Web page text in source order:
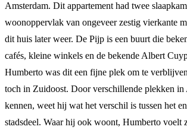
Amsterdam. Dit appartement had twee
woonoppervlak van ongeveer zestig vierkante
dit huis later weer. De Pijp is een buurt die
cafés, kleine winkels en de bekende Albert
Humberto was dit een fijne plek om te
toch in Zuidoost. Door verschillende plekken in
kennen, weet hij wat het verschil is tussen het
stadsdeel. Waar hij ook woont, Humberto voelt